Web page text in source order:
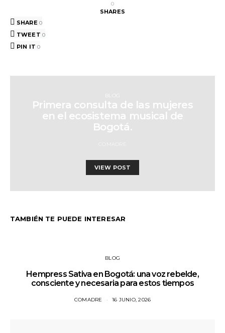
0
SHARES
SHARE 0
TWEET 0
PIN IT 0
BLOG
Primera consulta de las mujeres
en el ecosistema musical de
Bogotá.
VIEW POST
TAMBIÉN TE PUEDE INTERESAR
BLOG
Hempress Sativa en Bogotá: una voz rebelde,
consciente y necesaria para estos tiempos
COMADRE 16 JUNIO, 2026